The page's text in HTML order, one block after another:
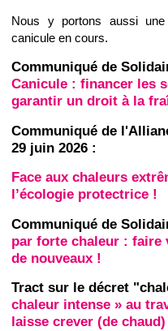
Nous y portons aussi
canicule en cours.
Communiqué de
Canicule : financer les
garantir un droit à la
Communiqué de
29 juin 2026 :
Face aux chaleurs
l’écologie protectrice !
Communiqué de
par forte chaleur : faire
de nouveaux !
Tract sur le décret
chaleur intense » au
laisse crever (de